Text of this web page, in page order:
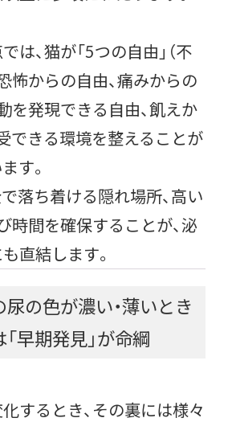
は、猫が「5つの自由」（不
怖からの自由、痛みからの
を発現できる自由、飢えか
できる環境を整えることが
す。
落ち着ける隠れ場所、高い
時間を確保することが、泌
直結します。
の色が濃い・薄いとき
早期発見」が命綱
するとき、その裏には様々